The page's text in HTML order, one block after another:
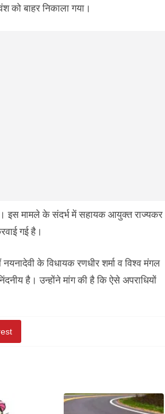
को बाहर निकाला गया।
मामले के संदर्भ में सहायक आयुक्त राज्यकर
गई है।
नयनादेवी के विधायक रणधीर शर्मा व विश्व मंगल
है। उन्होंने मांग की है कि ऐसे अपराधियों